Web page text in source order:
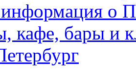
о
кафе, бары и